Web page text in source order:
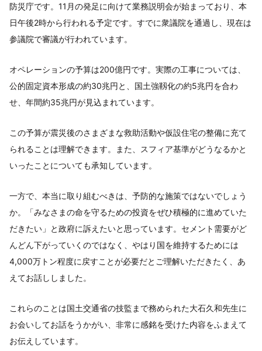
防災庁です。11月の発足に向けて業務説明会が始まっており、本
日午後2時から行われる予定です。すでに衆議院を通過し、現在は
参議院で審議が行われています。
オペレーションの予算は200億円です。実際の工事については、
公的固定資本形成の約30兆円と、国土強靱化の約5兆円を合わ
せ、年間約35兆円が見込まれています。
この予算が震災後のさまざまな救助活動や仮設住宅の整備に充て
られることは理解できます。また、スフィア基準がどうなるかと
いったことについても承知しています。
一方で、本当に取り組むべきは、予防的な施策ではないでしょう
か。「みなさまの命を守るための投資をぜひ積極的に進めていた
だきたい」と政府に訴えたいと思っています。セメント需要がど
んどん下がっていくのではなく、やはり国を維持するためには
4,000万トン程度に戻すことが必要だとご理解いただきたく、あ
えてお話ししました。
これらのことは国土交通省の技監まで務められた大石久和先生に
お会いしてお話をうかがい、非常に感銘を受けた内容をふまえて
お伝えしています。